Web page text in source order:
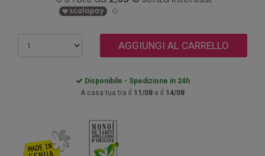
AGGIUNGI AL CARRELLO
Disponibile - Spedizione in 24h
A casa tua tra il 11/08 e il 14/08